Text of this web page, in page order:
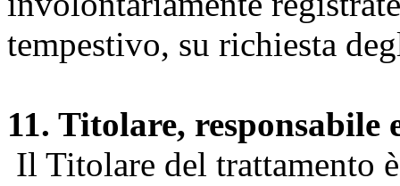
tempestivo, su richiesta
11. Titolare, responsabile
Il Titolare del trattamento